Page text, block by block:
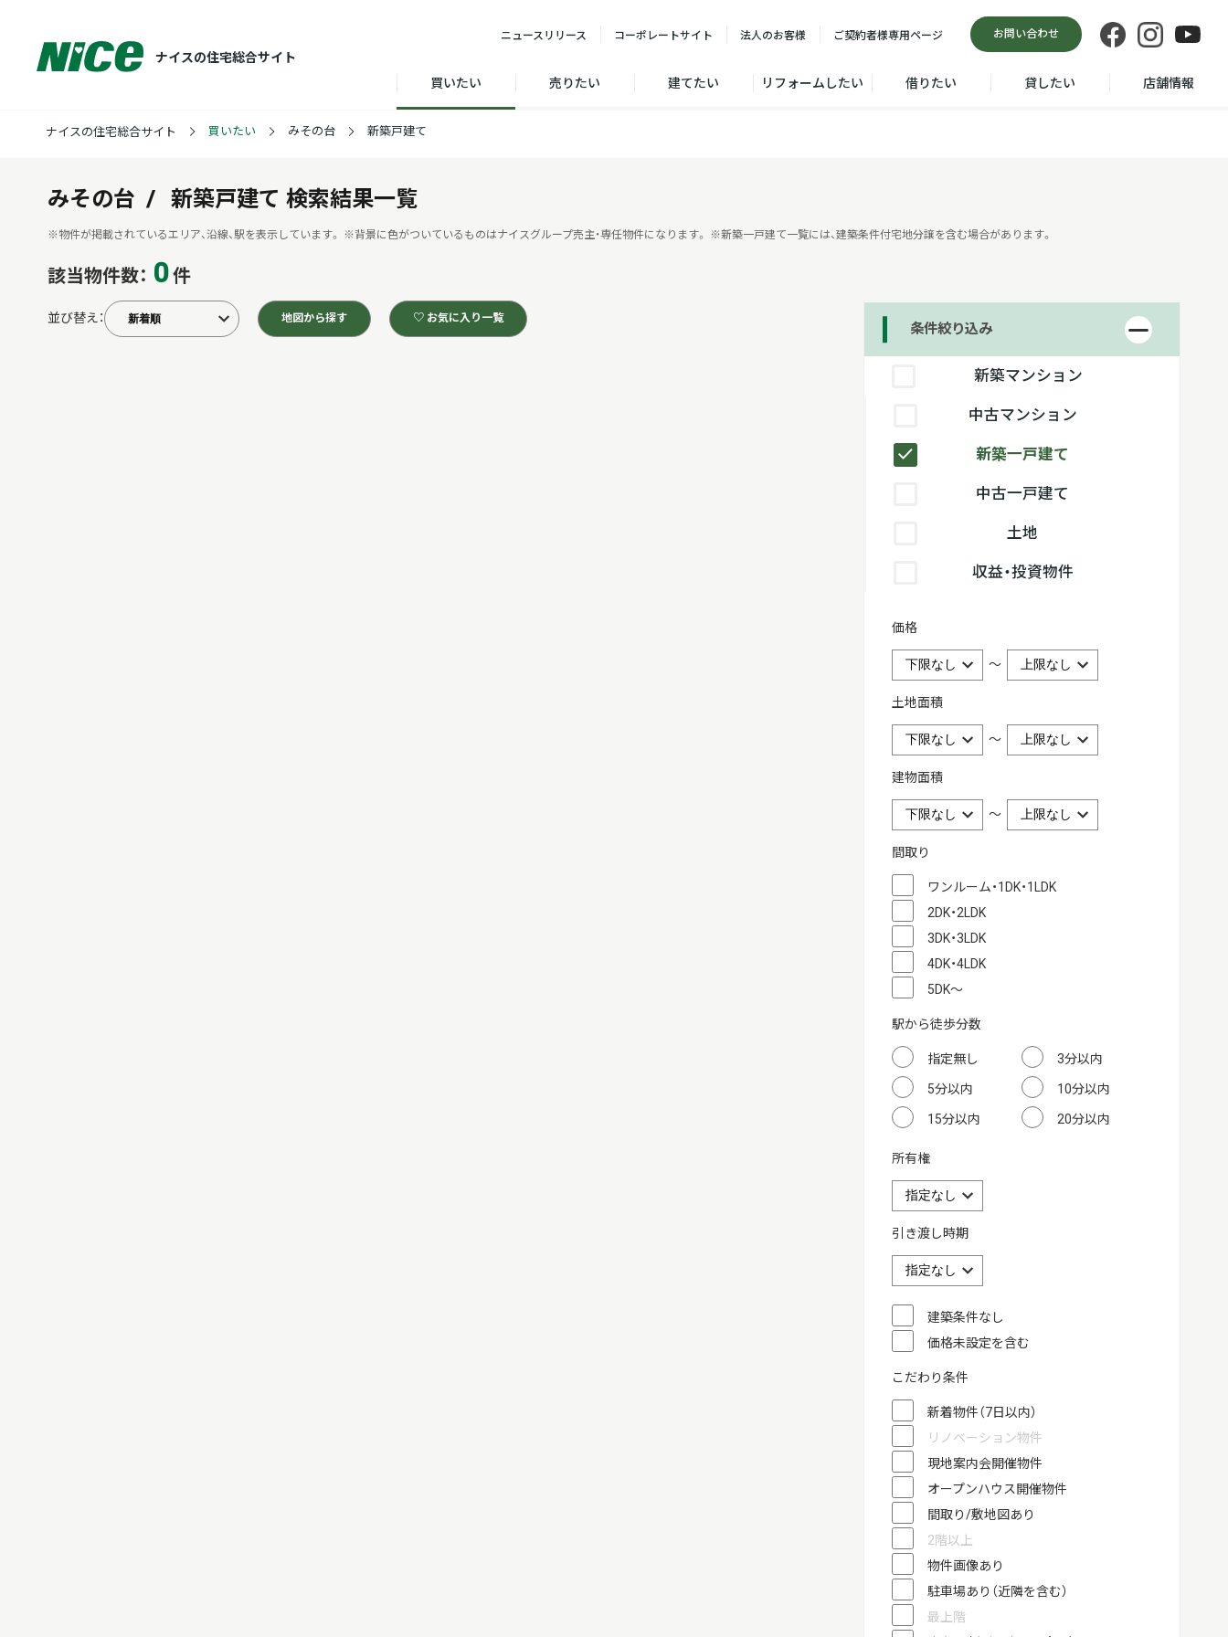
ナイスの住宅総合サイト
ニュース リリース コーポレートサイト 法人のお客様 ご契約者様専用ページ お問い合わせ
買いたい 売りたい 建てたい リフォームしたい 借りたい 貸したい 店舗情報
ナイスの住宅総合サイト 買いたい みその台 新築戸建て
みその台 新築戸建て 検索結果一覧
※物件が掲載されているエリア、沿線、駅を表示しています。 ※背景に色がついているものはナイスグループ売主・専任物件になります。 ※新築一戸建て一覧には、建築条件付宅地分譲を含む場合があります。
該当物件数： 0 件
条件絞り込み
新築マンション
中古マンション
新築一戸建て
中古一戸建て
土地
収益・投資物件
価格
～
土地面積
～
建物面積
～
間取り
ワンルーム・1DK・1LDK
2DK・2LDK
3DK・3LDK
4DK・4LDK
5DK～
駅から徒歩分数
指定無し 3分以内
5分以内 10分以内
15分以内 20分以内
所有権
引き渡し時期
建築条件なし
価格未設定を含む
こだわり条件
新着物件（7日以内）
リノベーション物件
現地案内会開催物件
オープンハウス開催物件
間取り/敷地図あり
2階以上
物件画像あり
駐車場あり（近隣を含む）
最上階
並び替え： 地図から探す ♡ お気に入り一覧